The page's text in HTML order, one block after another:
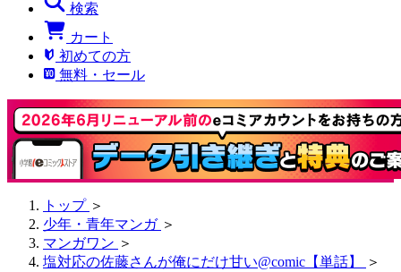
検索
カート
初めての方
無料・セール
トップ ＞
少年・青年マンガ ＞
マンガワン ＞
塩対応の佐藤さんが俺にだけ甘い@comic【単話】
＞